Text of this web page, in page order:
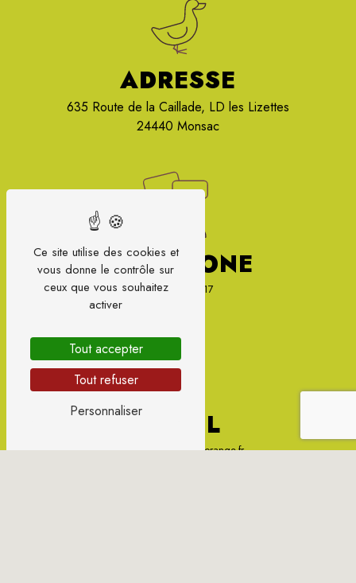
ADRESSE
635 Route de la Caillade, LD les Lizettes
24440 Monsac
TÉLÉPHONE
07 87 66 87 17
E-MAIL
sylvie.gondonneau@orange.fr
Ce site utilise des cookies et
vous donne le contrôle sur
ceux que vous souhaitez
activer
Tout accepter
Tout refuser
Personnaliser